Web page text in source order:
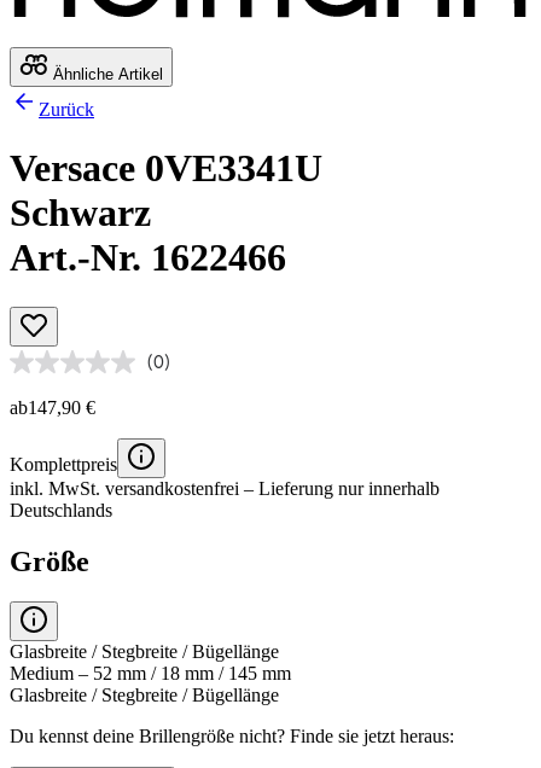
Ähnliche Artikel
Zurück
Versace 0VE3341U
Schwarz
Art.-Nr. 1622466
(0)
ab147,90 €
Komplettpreis
inkl. MwSt. versandkostenfrei – Lieferung nur innerhalb
Deutschlands
Größe
Glasbreite / Stegbreite / Bügellänge
Medium – 52 mm / 18 mm / 145 mm
Glasbreite / Stegbreite / Bügellänge
Du kennst deine Brillengröße nicht? Finde sie jetzt heraus: